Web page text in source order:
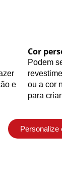
e
Cor
Podem
ou a cor
para
Personalize